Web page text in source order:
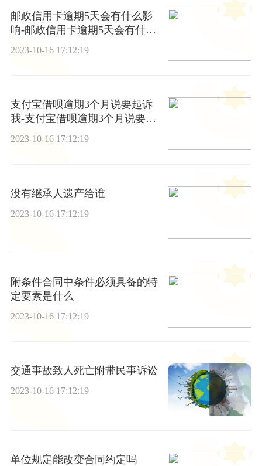
邮政信用卡逾期5天会有什么影
响-邮政信用卡逾期5天会有什么
2023-10-16 17:12:19
支付宝借呗逾期3个月说要起诉
我-支付宝借呗逾期3个月说要起
诉我是真的吗
2023-10-16 17:12:19
没有继承人遗产给谁
2023-10-16 17:12:19
附条件合同中条件必须具备的特
定要素是什么
2023-10-16 17:12:19
交通事故致人死亡附带民事诉讼
2023-10-16 17:12:19
单位规定能改变合同约定吗